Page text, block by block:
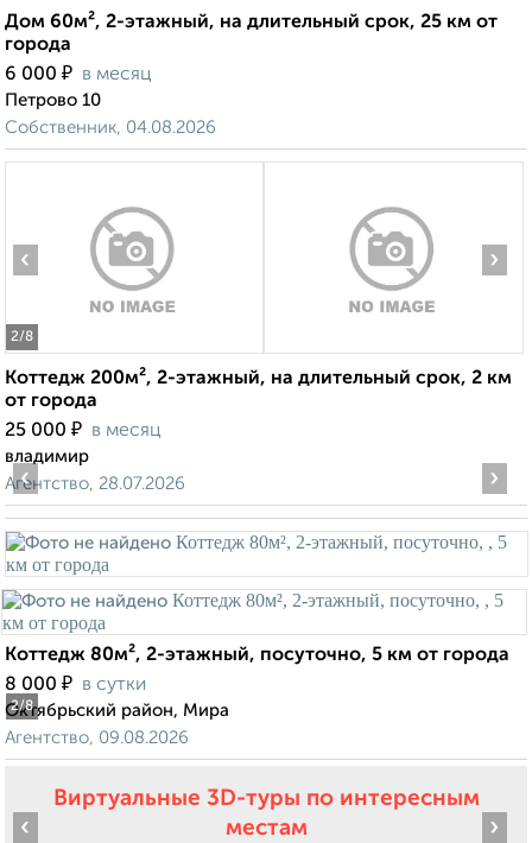
Дом 60м², 2-этажный, на длительный срок, 25 км от
города
6 000 ₽ в месяц
Петрово 10
Собственник, 04.08.2026
2/8
‹ ›
Коттедж 200м², 2-этажный, на длительный срок, 2 км
от города
25 000 ₽ в месяц
владимир
Агентство, 28.07.2026
2/8
‹ ›
Коттедж 80м², 2-этажный, посуточно, 5 км от города
8 000 ₽ в сутки
Октябрьский район, Мира
Агентство, 09.08.2026
Виртуальные 3D-туры по интересным
местам
‹ ›